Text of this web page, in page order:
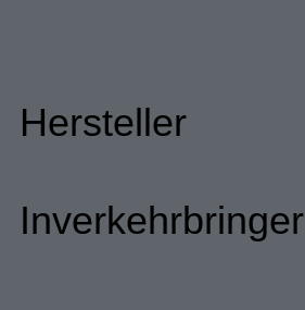
Hersteller
Inverkehrbringer